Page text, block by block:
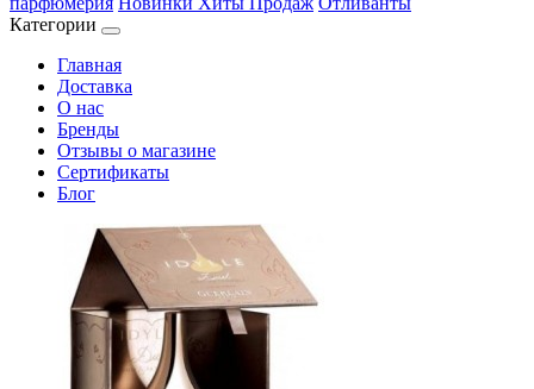
Категории
Главная
Доставка
О нас
Бренды
Отзывы о магазине
Сертификаты
Блог